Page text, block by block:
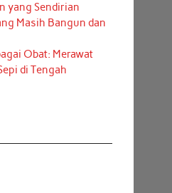
yang Sendirian
Masih Bangun dan
Obat: Merawat
di Tengah